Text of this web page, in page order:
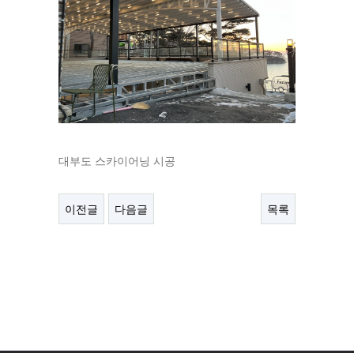
대부도 스카이어닝 시공
이전글 다음글 목록